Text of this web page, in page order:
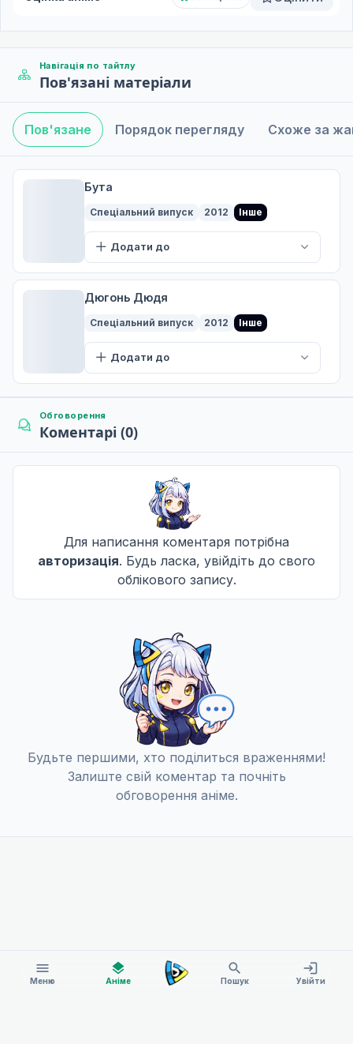
menu
Меню
layers
Аніме
search
Пошук
login
Увійти
Навігація по тайтлу
Пов'язані матеріали
Пов'язане Порядок перегляду Схоже за
Бута
Спеціальний випуск 2012 Інше
Додати до
Дюгонь Дюдя
Спеціальний випуск 2012 Інше
Додати до
Обговорення
Коментарі (0)
Для написання коментаря потрібна
авторизація. Будь ласка, увійдіть до свого
облікового запису.
Будьте першими, хто поділиться враженнями!
Залиште свій коментар та почніть
обговорення аніме.